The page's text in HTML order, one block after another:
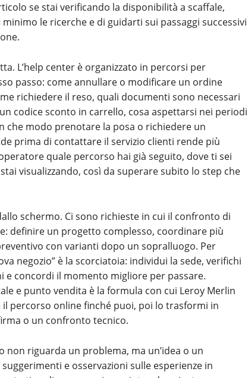
se stai verificando la disponibilità a scaffale,
le ricerche e di guidarti sui passaggi successivi
L’help center è organizzato in percorsi per
passo: come annullare o modificare un ordine
richiedere il reso, quali documenti sono necessari
codice sconto in carrello, cosa aspettarsi nei periodi
che modo prenotare la posa o richiedere un
prima di contattare il servizio clienti rende più
quale percorso hai già seguito, dove ti sei
visualizzando, così da superare subito lo step che
schermo. Ci sono richieste in cui il confronto di
definire un progetto complesso, coordinare più
con varianti dopo un sopralluogo. Per
negozio” è la scorciatoia: individui la sede, verifichi
e concordi il momento migliore per passare.
e punto vendita è la formula con cui Leroy Merlin
percorso online finché puoi, poi lo trasformi in
o un confronto tecnico.
non riguarda un problema, ma un’idea o un
e osservazioni sulle esperienze in